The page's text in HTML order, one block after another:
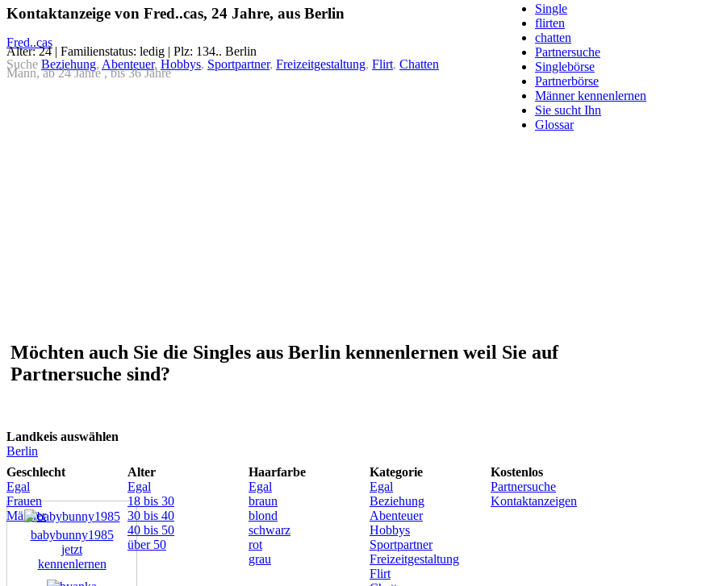
Single
flirten
chatten
Partnersuche
Singlebörse
Partnerbörse
Männer kennenlernen
Sie sucht Ihn
Glossar
Kontaktanzeige von Fred..cas, 24 Jahre, aus Berlin
Fred..cas
Alter: 24 | Familienstatus: ledig | Plz: 134.. Berlin
Suche Beziehung, Abenteuer, Hobbys, Sportpartner, Freizeitgestaltung, Flirt, Chatten
Mann, ab 24 Jahre , bis 36 Jahre
Möchten auch Sie die Singles aus Berlin kennenlernen weil Sie auf
Partnersuche sind?
Landkeis auswählen
Berlin
Geschlecht
Egal
Frauen
Männer
Alter
Egal
18 bis 30
30 bis 40
40 bis 50
über 50
Haarfarbe
Egal
braun
blond
schwarz
rot
grau
Kategorie
Egal
Beziehung
Abenteuer
Hobbys
Sportpartner
Freizeitgestaltung
Flirt
Kostenlos
Partnersuche
Kontaktanzeigen
babybunny1985
jetzt
kennenlernen